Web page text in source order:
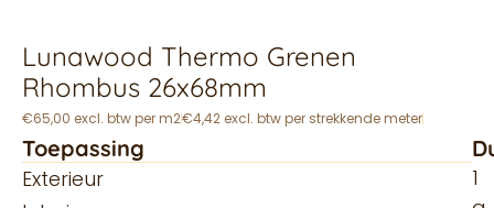
Lunawood Thermo Grenen
Rhombus 26x68mm
€65,00 excl. btw per m2€4,42 excl. btw per strekkende meter
Toepassing
Exterieur
1